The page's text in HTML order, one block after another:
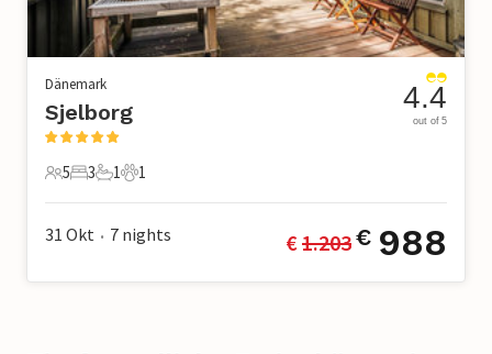
Dänemark
Sjelborg
5 Gäste
5
3 Schlafzimmer
3
1 Badezimmer
1
1 Haustier
1
4.4
out of 5
31 Okt • 7 nights € 1.203€ 988